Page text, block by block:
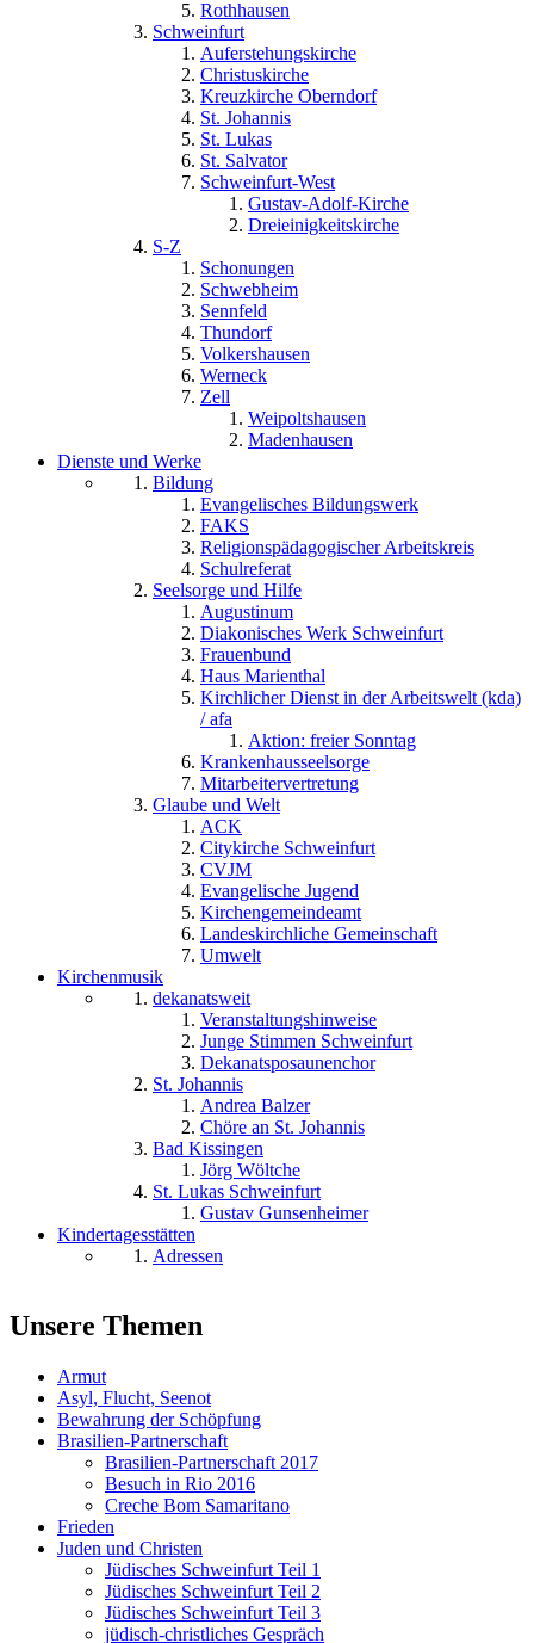
Rothhausen
Schweinfurt
Auferstehungskirche
Christuskirche
Kreuzkirche Oberndorf
St. Johannis
St. Lukas
St. Salvator
Schweinfurt-West
Gustav-Adolf-Kirche
Dreieinigkeitskirche
S-Z
Schonungen
Schwebheim
Sennfeld
Thundorf
Volkershausen
Werneck
Zell
Weipoltshausen
Madenhausen
Dienste und Werke
Bildung
Evangelisches Bildungswerk
FAKS
Religionspädagogischer Arbeitskreis
Schulreferat
Seelsorge und Hilfe
Augustinum
Diakonisches Werk Schweinfurt
Frauenbund
Haus Marienthal
Kirchlicher Dienst in der Arbeitswelt (kda)
/ afa
Aktion: freier Sonntag
Krankenhausseelsorge
Mitarbeitervertretung
Glaube und Welt
ACK
Citykirche Schweinfurt
CVJM
Evangelische Jugend
Kirchengemeindeamt
Landeskirchliche Gemeinschaft
Umwelt
Kirchenmusik
dekanatsweit
Veranstaltungshinweise
Junge Stimmen Schweinfurt
Dekanatsposaunenchor
St. Johannis
Andrea Balzer
Chöre an St. Johannis
Bad Kissingen
Jörg Wöltche
St. Lukas Schweinfurt
Gustav Gunsenheimer
Kindertagesstätten
Adressen
Unsere Themen
Armut
Asyl, Flucht, Seenot
Bewahrung der Schöpfung
Brasilien-Partnerschaft
Brasilien-Partnerschaft 2017
Besuch in Rio 2016
Creche Bom Samaritano
Frieden
Juden und Christen
Jüdisches Schweinfurt Teil 1
Jüdisches Schweinfurt Teil 2
Jüdisches Schweinfurt Teil 3
jüdisch-christliches Gespräch